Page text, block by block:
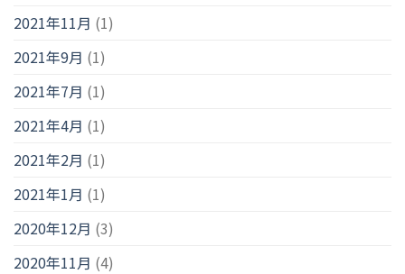
2021年11月 (1)
2021年9月 (1)
2021年7月 (1)
2021年4月 (1)
2021年2月 (1)
2021年1月 (1)
2020年12月 (3)
2020年11月 (4)